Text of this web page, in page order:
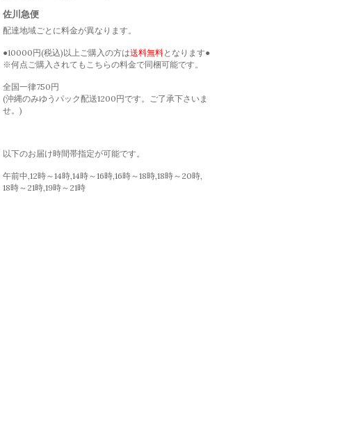
佐川急便
配達地域ごとに料金が異なります。
●10000円(税込)以上ご購入の方は送料無料となります●
※何点ご購入されてもこちらの料金で同梱可能です。
全国一律750円
(沖縄のみゆうパック配送1200円です。ご了承下さいま
せ。)
以下のお届け時間帯指定が可能です。
午前中,12時～14時,14時～16時,16時～18時,18時～20時,
18時～21時,19時～21時